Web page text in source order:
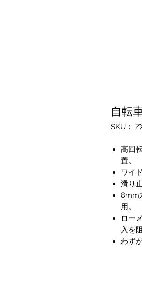
自転
SKU：
高回
置。
ワイ
滑り
8mm
用。
ロー
入を
わず